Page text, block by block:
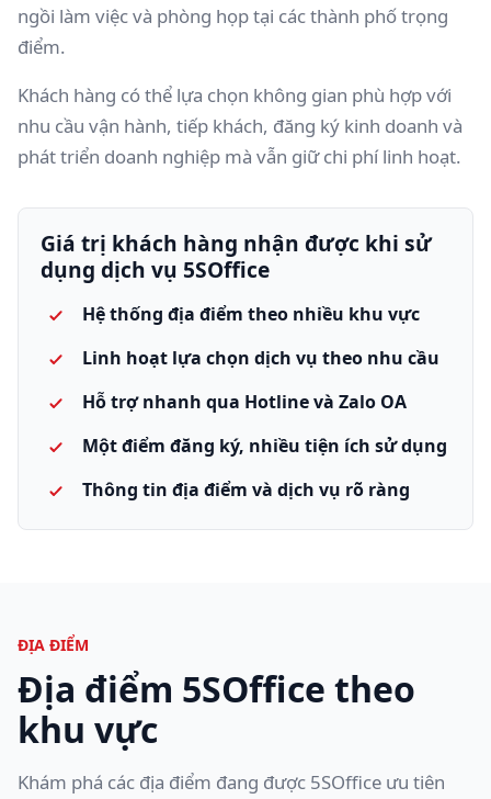
ngồi làm việc và phòng họp tại các thành phố trọng
điểm.
Khách hàng có thể lựa chọn không gian phù hợp với
nhu cầu vận hành, tiếp khách, đăng ký kinh doanh và
phát triển doanh nghiệp mà vẫn giữ chi phí linh hoạt.
Giá trị khách hàng nhận được khi sử
dụng dịch vụ 5SOffice
Hệ thống địa điểm theo nhiều khu vực
Linh hoạt lựa chọn dịch vụ theo nhu cầu
Hỗ trợ nhanh qua Hotline và Zalo OA
Một điểm đăng ký, nhiều tiện ích sử dụng
Thông tin địa điểm và dịch vụ rõ ràng
ĐỊA ĐIỂM
Địa điểm 5SOffice theo
khu vực
Khám phá các địa điểm đang được 5SOffice ưu tiên